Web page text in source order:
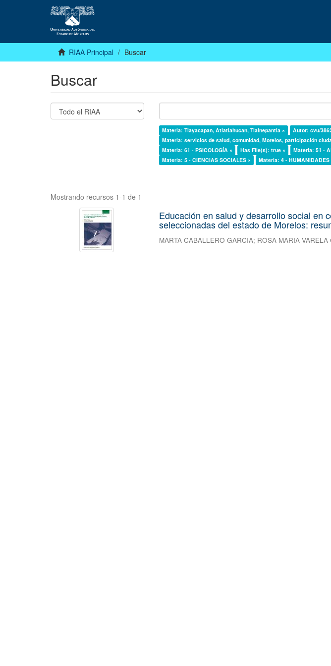
RIAA Principal Buscar
Buscar
Materia: Tlayacapan, Atlatlahucan, Tlalnepantla ×
Autor: cvu/
Materia: servicios de salud, comunidad, Morelos, participación
Materia: 61 - PSICOLOGÍA ×
Has File(s): true × Materia: 51 -
Materia: 5 - CIENCIAS SOCIALES ×
Materia: 4 - HUMANIDADES
Mostrando recursos 1-1 de 1
Educación en salud y desarrollo social en
seleccionadas del estado de Morelos:
MARTA CABALLERO GARCIA; ROSA MARIA VARELA